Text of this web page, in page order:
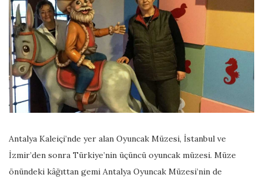
Antalya Kaleiçi’nde yer alan Oyuncak Müzesi, İstanbul ve
İzmir’den sonra Türkiye’nin üçüncü oyuncak müzesi. Müze
önündeki kâğıttan gemi Antalya Oyuncak Müzesi’nin de